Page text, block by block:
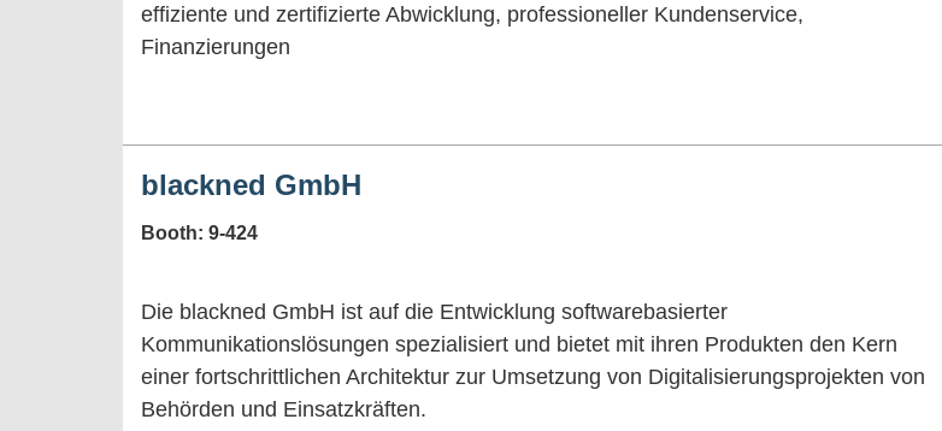
effiziente und zertifizierte Abwicklung, professioneller Kundenservice,
Finanzierungen
blackned GmbH
Booth: 9-424
Die blackned GmbH ist auf die Entwicklung softwarebasierter
Kommunikationslösungen spezialisiert und bietet mit ihren Produkten den Kern
einer fortschrittlichen Architektur zur Umsetzung von Digitalisierungsprojekten von
Behörden und Einsatzkräften.